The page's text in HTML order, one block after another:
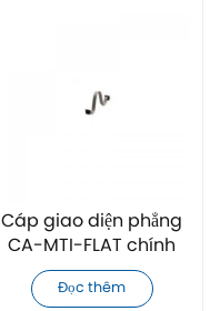
Cáp giao diện phẳng
CA-MTI-FLAT chính
hãng dành cho các
mô-đun Xsens MTi
Đọc thêm